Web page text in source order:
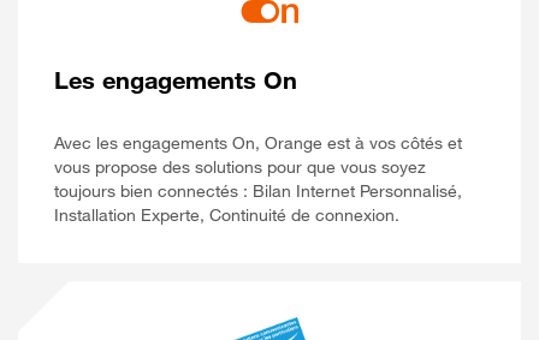
Les engagements On
Avec les engagements On, Orange est à vos côtés et
vous propose des solutions pour que vous soyez
toujours bien connectés : Bilan Internet Personnalisé,
Installation Experte, Continuité de connexion.